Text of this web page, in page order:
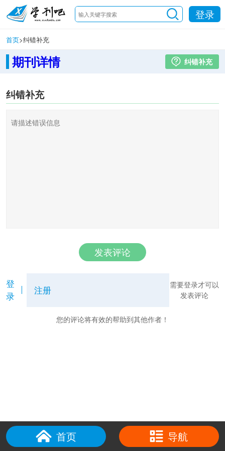
登录
首页>纠错补充
期刊详情 纠错补充
纠错补充
发表评论
登
录
注册
需要登录才可以
发表评论
您的评论将有效的帮助到其他作者！
首页 导航